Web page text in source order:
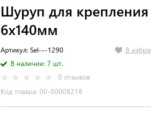
Шуруп для крепления
6х140мм
Артикул: Sel---1290 В
В наличии: 7 шт.
0 отзывов
Код товара: 00-00008218